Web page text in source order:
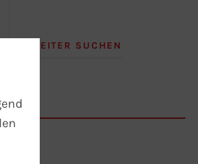
WEITER SUCHEN